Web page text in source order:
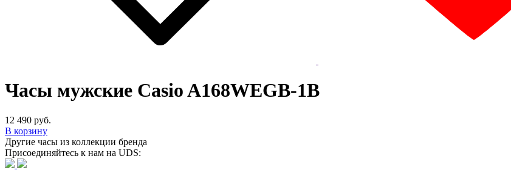
Часы мужские Casio A168WEGB-1B
12 490 руб.
В корзину
Другие часы из коллекции бренда
Присоединяйтесь к нам на UDS: